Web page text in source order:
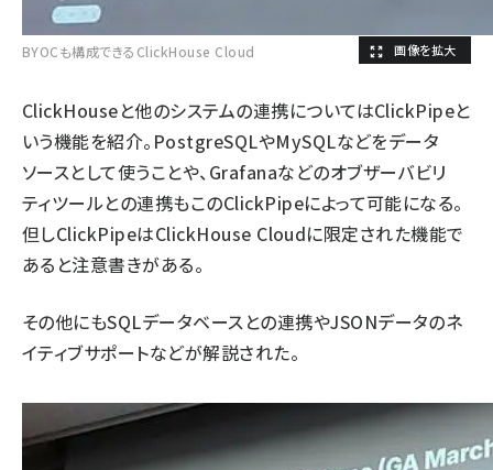
BYOCも構成できるClickHouse Cloud
ClickHouseと他のシステムの連携についてはClickPipeと
いう機能を紹介。PostgreSQLやMySQLなどをデータ
ソースとして使うことや、Grafanaなどのオブザーバビリ
ティツールとの連携もこのClickPipeによって可能になる。
但しClickPipeはClickHouse Cloudに限定された機能で
あると注意書きがある。
その他にもSQLデータベースとの連携やJSONデータのネ
イティブサポートなどが解説された。